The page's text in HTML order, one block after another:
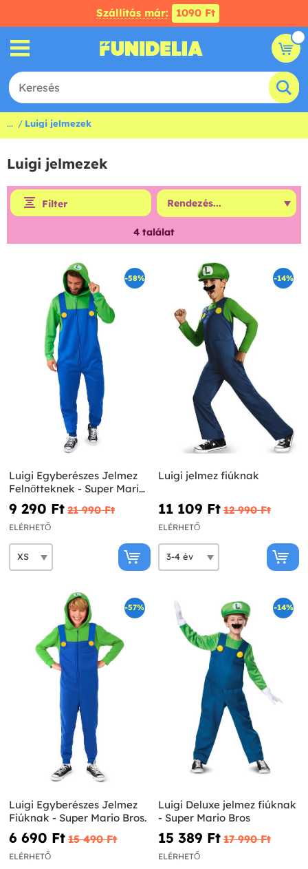
Szállítás már: 1090 Ft
... Luigi jelmezek
Luigi jelmezek
Filter
4 találat
-58%
Luigi Egyberészes Jelmez
Felnőtteknek - Super Mario
Bros.
9 290 Ft‎ 21 990 Ft‎
ELÉRHETŐ
-14%
Luigi jelmez fiúknak
11 109 Ft‎ 12 990 Ft‎
ELÉRHETŐ
-57%
Luigi Egyberészes Jelmez
Fiúknak - Super Mario Bros.
6 690 Ft‎ 15 490 Ft‎
ELÉRHETŐ
-14%
Luigi Deluxe jelmez fiúknak
- Super Mario Bros
15 389 Ft‎ 17 990 Ft‎
ELÉRHETŐ